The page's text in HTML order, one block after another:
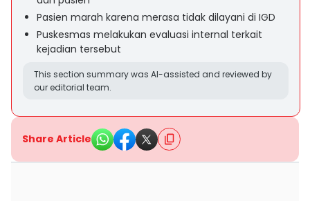
Pasien marah karena merasa tidak dilayani di IGD
Puskesmas melakukan evaluasi internal terkait
kejadian tersebut
This section summary was AI-assisted and reviewed by
our editorial team.
Share Article